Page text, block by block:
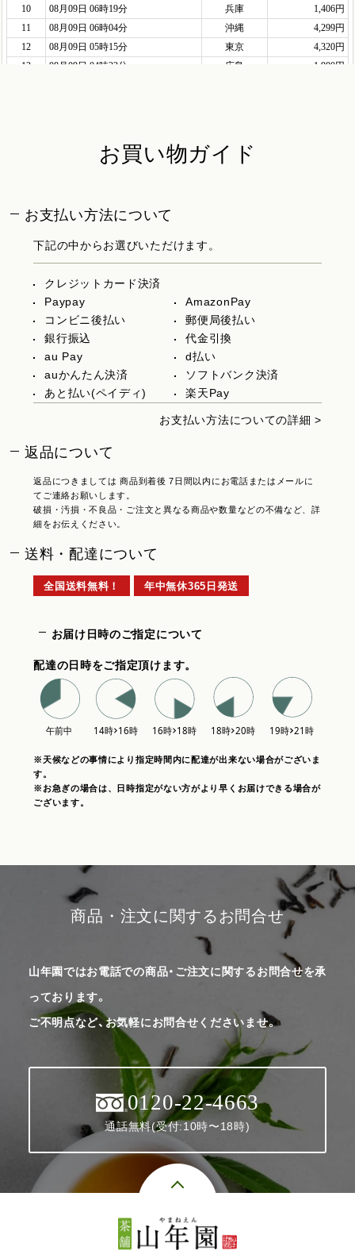
お買い物ガイド
お支払い方法について
下記の中からお選びいただけます。
クレジットカード決済
Paypay
AmazonPay
コンビニ後払い
郵便局後払い
銀行振込
代金引換
au Pay
d払い
auかんたん決済
ソフトバンク決済
あと払い(ペイディ)
楽天Pay
お支払い方法についての詳細 >
返品について
返品につきましては 商品到着後 7日間以内にお電話またはメールに
てご連絡お願いします。
破損・汚損・不良品・ご注文と異なる商品や数量などの不備など、詳
細をお伝えください。
送料・配達について
全国送料無料！ 年中無休365日発送
お届け日時のご指定について
配達の日時をご指定頂けます。
※天候などの事情により指定時間内に配達が出来ない場合がございま
す。
※お急ぎの場合は、日時指定がない方がより早くお届けできる場合が
ございます。
商品・注文に関するお問合せ
山年園ではお電話での商品・ご注文に関するお問合せを承
っております。
ご不明点など、お気軽にお問合せくださいませ。
0120-22-4663
通話無料(受付:10時〜18時)